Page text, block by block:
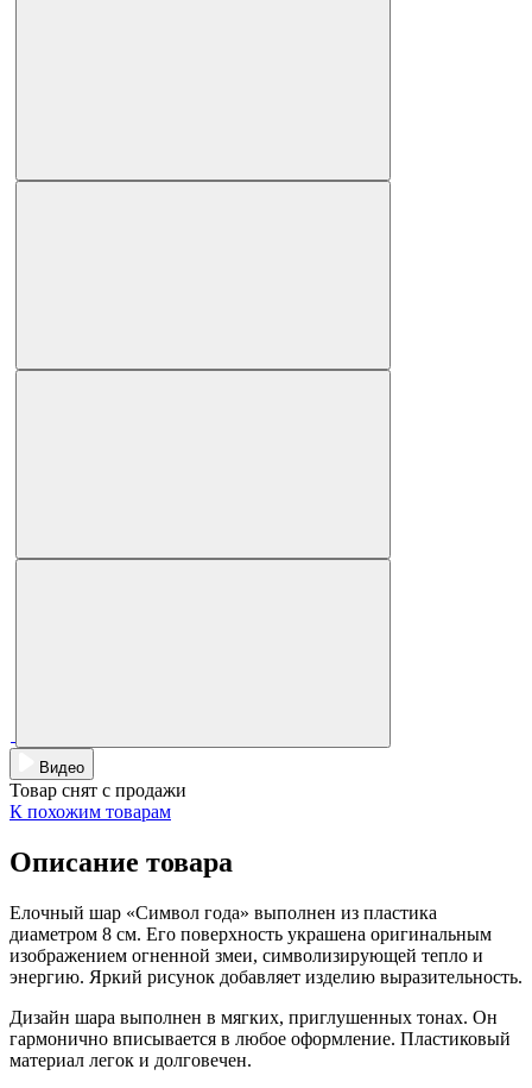
Видео
Товар снят с продажи
К похожим товарам
Описание товара
Елочный шар «Символ года» выполнен из пластика
диаметром 8 см. Его поверхность украшена оригинальным
изображением огненной змеи, символизирующей тепло и
энергию. Яркий рисунок добавляет изделию выразительность.
Дизайн шара выполнен в мягких, приглушенных тонах. Он
гармонично вписывается в любое оформление. Пластиковый
материал легок и долговечен.